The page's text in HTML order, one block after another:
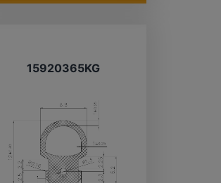
15920365KG